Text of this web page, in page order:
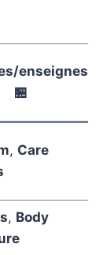
enseignes
🏪
, Care
, Body